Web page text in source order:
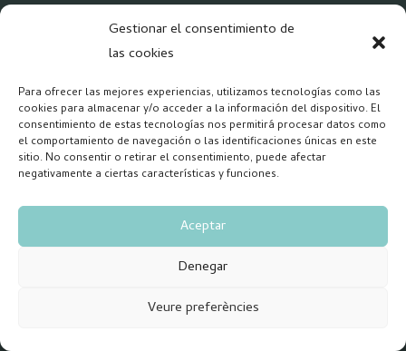
Gestionar el consentimiento de
las cookies
Para ofrecer las mejores experiencias, utilizamos tecnologías como las
cookies para almacenar y/o acceder a la información del dispositivo. El
consentimiento de estas tecnologías nos permitirá procesar datos como
el comportamiento de navegación o las identificaciones únicas en este
sitio. No consentir o retirar el consentimiento, puede afectar
negativamente a ciertas características y funciones.
Aceptar
Denegar
Veure preferències
Aviso Legal
Política de Privacidad
Política Cookies
La información proporcionada en el sitio web no remplaza si
no que complementa la relación entre el profesional de salud
y su paciente o visitante y en caso de duda debe consultar
El responsable del tratamiento de los datos